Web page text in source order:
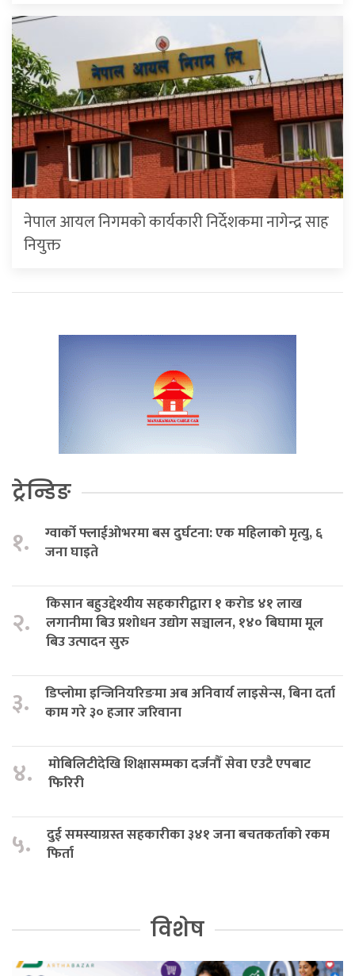
नेपाल आयल निगमको कार्यकारी निर्देशकमा नागेन्द्र साह
नियुक्त
ट्रेन्डिङ
१.
ग्वार्को फ्लाईओभरमा बस दुर्घटना: एक महिलाको मृत्यु, ६
जना घाइते
२.
किसान बहुउद्देश्यीय सहकारीद्वारा १ करोड ४१ लाख
लगानीमा बिउ प्रशोधन उद्योग सञ्चालन, १४० बिघामा मूल
बिउ उत्पादन सुरु
३.
डिप्लोमा इन्जिनियरिङमा अब अनिवार्य लाइसेन्स, बिना दर्ता
काम गरे ३० हजार जरिवाना
४.
मोबिलिटीदेखि शिक्षासम्मका दर्जनौँ सेवा एउटै एपबाट
फिरिरी
५.
दुई समस्याग्रस्त सहकारीका ३४१ जना बचतकर्ताको रकम
फिर्ता
विशेष